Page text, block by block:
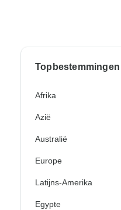
Topbestemmingen
Afrika
Azië
Australië
Europe
Latijns-Amerika
Egypte